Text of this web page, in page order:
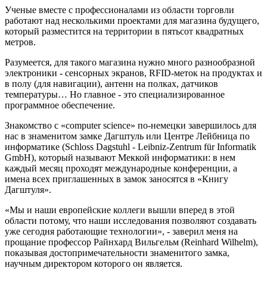
Ученые вместе с профессионалами из области торговли
работают над несколькими проектами для магазина будущего,
который разместится на территории в пятьсот квадратных
метров.
Разумеется, для такого магазина нужно много разнообразной
электроники - сенсорных экранов, RFID-меток на продуктах и
в полу (для навигации), антенн на полках, датчиков
температуры… Но главное - это специализированное
программное обеспечение.
Знакомство с «сomputer science» по-немецки завершилось для
нас в знаменитом замке Дагштуль или Центре Лейбница по
информатике (Schloss Dagstuhl - Leibniz-Zentrum für Informatik
GmbH), который называют Меккой информатики: в нем
каждый месяц проходят международные конференции, а
имена всех приглашенных в замок заносятся в «Книгу
Дагштуля».
«Мы и наши европейские коллеги вышли вперед в этой
области потому, что наши исследования позволяют создавать
уже сегодня работающие технологии», - заверил меня на
прощание профессор Райнхард Вильгельм (Reinhard Wilhelm),
показывая достопримечательности знаменитого замка,
научным директором которого он является.